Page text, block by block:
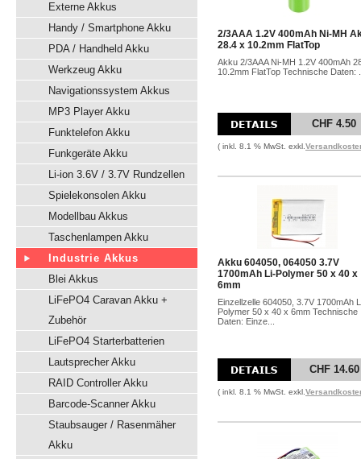
Externe Akkus
Handy / Smartphone Akku
PDA / Handheld Akku
Werkzeug Akku
Navigationssystem Akkus
MP3 Player Akku
Funktelefon Akku
Funkgeräte Akku
Li-ion 3.6V / 3.7V Rundzellen
Spielekonsolen Akku
Modellbau Akkus
Taschenlampen Akku
Industrie Akkus
Blei Akkus
LiFePO4 Caravan Akku +
Zubehör
LiFePO4 Starterbatterien
Lautsprecher Akku
RAID Controller Akku
Barcode-Scanner Akku
Staubsauger / Rasenmäher
Akku
2/3AAA 1.2V 400mAh Ni-MH
28.4 x 10.2mm FlatTop
Akku 2/3AAA Ni-MH 1.2V 400mAh
10.2mm FlatTop Technische Daten:
CHF 4.50
( inkl. 8.1 % MwSt. exkl.
Akku 604050, 064050 3.7V
1700mAh Li-Polymer 50 x 40 x
6mm
Einzellzelle 604050, 3.7V 1700mAh
Polymer 50 x 40 x 6mm Technische
Daten: Einze...
CHF 14.60
( inkl. 8.1 % MwSt. exkl.